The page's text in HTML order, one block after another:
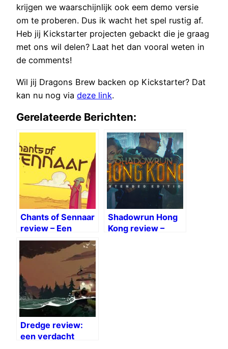
krijgen we waarschijnlijk ook eem demo versie
om te proberen. Dus ik wacht het spel rustig af.
Heb jij Kickstarter projecten gebackt die je graag
met ons wil delen? Laat het dan vooral weten in
de comments!
Wil jij Dragons Brew backen op Kickstarter? Dat
kan nu nog via deze link.
Gerelateerde Berichten:
Chants of Sennaar
review – Een
woordje voor te
zeggen
Shadowrun Hong
Kong review –
Dredge review:
een verdacht